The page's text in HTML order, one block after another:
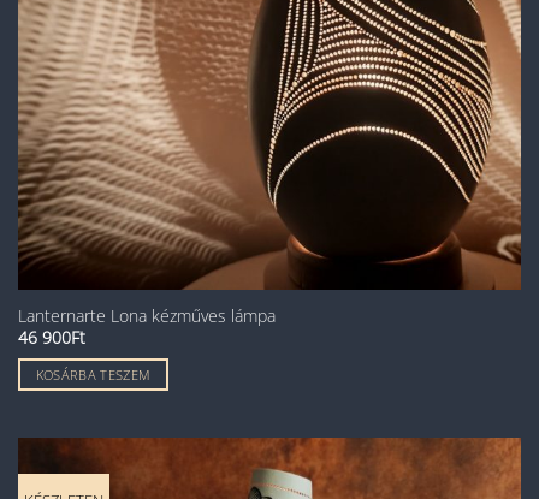
Lanternarte Lona kézműves lámpa
46 900Ft
KOSÁRBA TESZEM